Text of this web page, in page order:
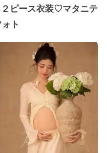
ピース衣装♡マタニテ
ト